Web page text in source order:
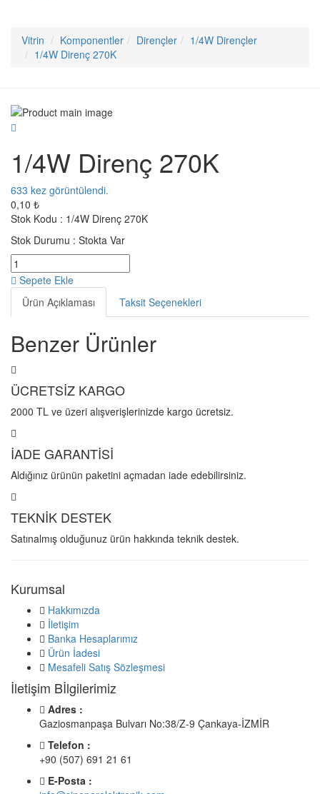
Vitrin Komponentler Dirençler
1/4W Dirençler
1/4W Direnç 270K
1/4W Direnç 270K
633 kez görüntülendi.
0,10 ₺
Stok Kodu : 1/4W Direnç 270K
Stok Durumu : Stokta Var
Sepete Ekle
Ürün Açıklaması
Taksit Seçenekleri
Benzer Ürünler
ÜCRETSİZ KARGO
2000 TL ve üzeri alışverişlerinizde kargo ücretsiz.
İADE GARANTİSİ
Aldığınız ürünün paketini açmadan iade edebilirsiniz.
TEKNİK DESTEK
Satınalmış olduğunuz ürün hakkında teknik destek.
Kurumsal
Hakkımızda
İletişim
Banka Hesaplarımız
Ürün İadesi
Mesafeli Satış Sözleşmesi
İletişim Bİlgilerimiz
Adres :
Gaziosmanpaşa Bulvarı No:38/Z-9 Çankaya-İZMİR
Telefon :
+90 (507) 691 21 61
E-Posta :